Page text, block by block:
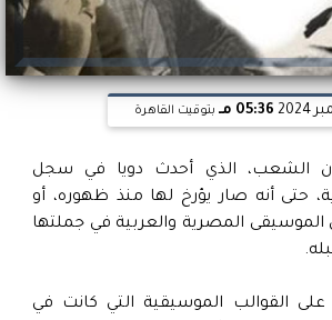
05:36 مـ بتوقيت القاهرة
الشعب، الذي أحدث دويا في سجل
حتى أنه صار يؤرخ لها منذ ظهوره، أو
الموسيقى المصرية والعربية في جملتها
القوالب الموسيقية التي كانت في